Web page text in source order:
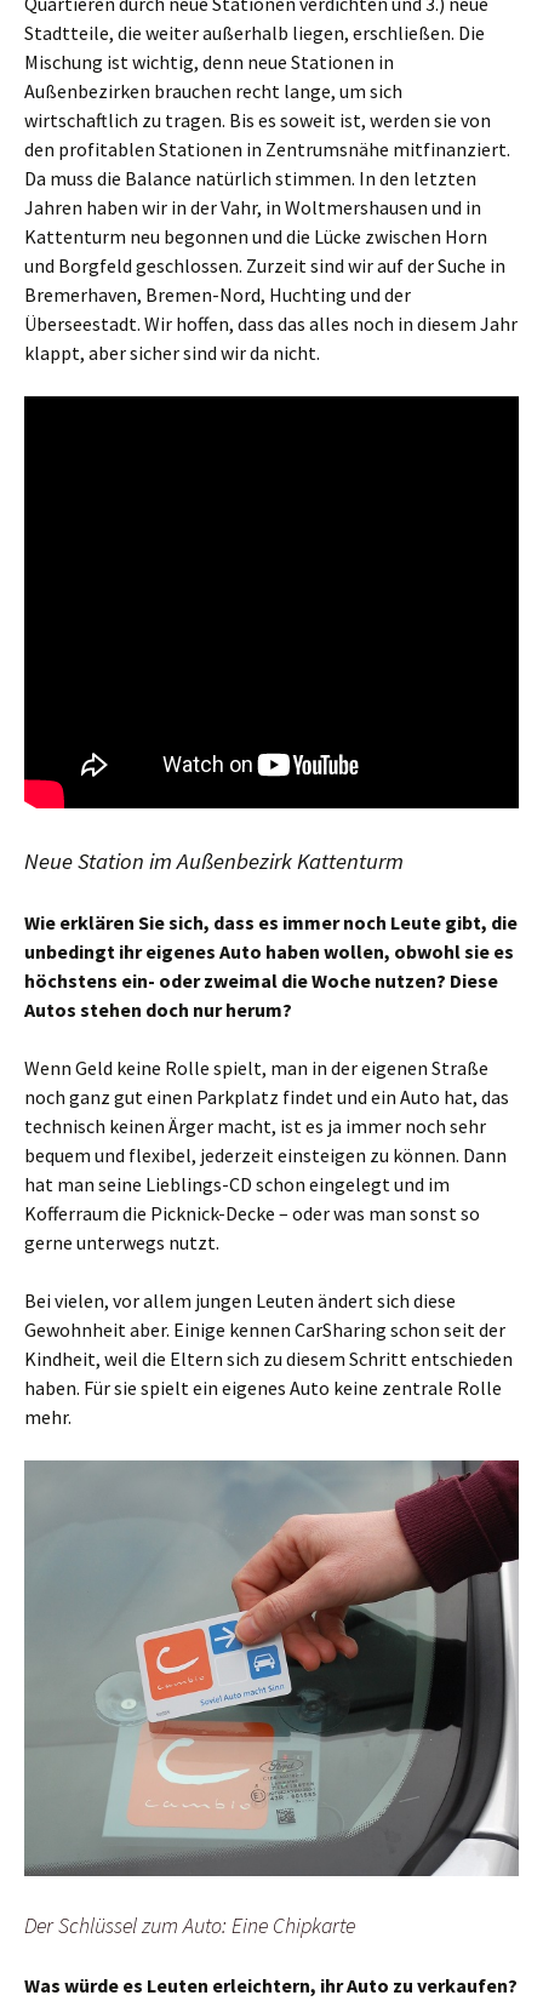
Stadtteile, die weiter außerhalb liegen, erschließen. Die
Mischung ist wichtig, denn neue Stationen in
Außenbezirken brauchen recht lange, um sich
wirtschaftlich zu tragen. Bis es soweit ist, werden sie von
den profitablen Stationen in Zentrumsnähe mitfinanziert.
Da muss die Balance natürlich stimmen. In den letzten
Jahren haben wir in der Vahr, in Woltmershausen und in
Kattenturm neu begonnen und die Lücke zwischen Horn
und Borgfeld geschlossen. Zurzeit sind wir auf der Suche in
Bremerhaven, Bremen-Nord, Huchting und der
Überseestadt. Wir hoffen, dass das alles noch in diesem Jahr
klappt, aber sicher sind wir da nicht.
Neue Station im Außenbezirk Kattenturm
Wie erklären Sie sich, dass es immer noch Leute gibt, die
unbedingt ihr eigenes Auto haben wollen, obwohl sie es
höchstens ein- oder zweimal die Woche nutzen? Diese
Autos stehen doch nur herum?
Wenn Geld keine Rolle spielt, man in der eigenen Straße
noch ganz gut einen Parkplatz findet und ein Auto hat, das
technisch keinen Ärger macht, ist es ja immer noch sehr
bequem und flexibel, jederzeit einsteigen zu können. Dann
hat man seine Lieblings-CD schon eingelegt und im
Kofferraum die Picknick-Decke – oder was man sonst so
gerne unterwegs nutzt.
Bei vielen, vor allem jungen Leuten ändert sich diese
Gewohnheit aber. Einige kennen CarSharing schon seit der
Kindheit, weil die Eltern sich zu diesem Schritt entschieden
haben. Für sie spielt ein eigenes Auto keine zentrale Rolle
mehr.
Der Schlüssel zum Auto: Eine Chipkarte
Was würde es Leuten erleichtern, ihr Auto zu verkaufen?